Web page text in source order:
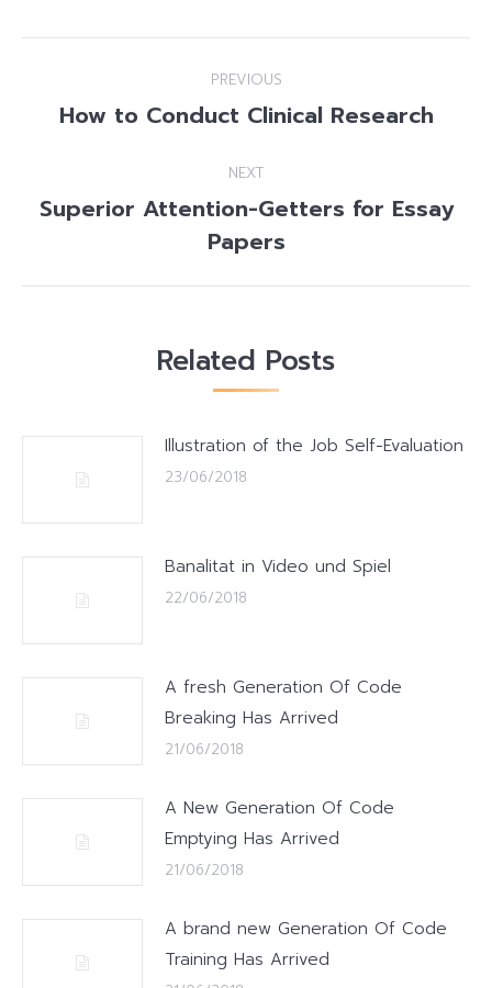
navigation
PREVIOUS
Previous
How to Conduct Clinical Research
NEXT
Next
post:
Superior Attention-Getters for Essay
Papers
Related Posts
Illustration of the Job Self-Evaluation
23/06/2018
Banalitat in Video und Spiel
22/06/2018
A fresh Generation Of Code
Breaking Has Arrived
21/06/2018
A New Generation Of Code
Emptying Has Arrived
21/06/2018
A brand new Generation Of Code
Training Has Arrived